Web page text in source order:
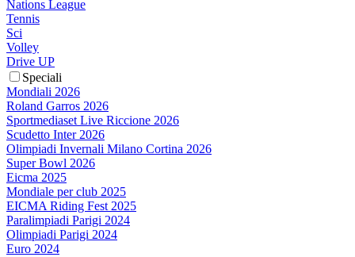
Nations League
Tennis
Sci
Volley
Drive UP
Speciali
Mondiali 2026
Roland Garros 2026
Sportmediaset Live Riccione 2026
Scudetto Inter 2026
Olimpiadi Invernali Milano Cortina 2026
Super Bowl 2026
Eicma 2025
Mondiale per club 2025
EICMA Riding Fest 2025
Paralimpiadi Parigi 2024
Olimpiadi Parigi 2024
Euro 2024